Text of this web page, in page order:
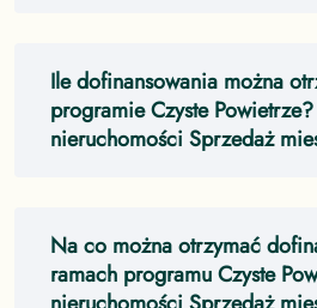
Ile dofinansowania można
programie Czyste Powietrze?
nieruchomości Sprzedaż
Na co można otrzymać
ramach programu Czyste